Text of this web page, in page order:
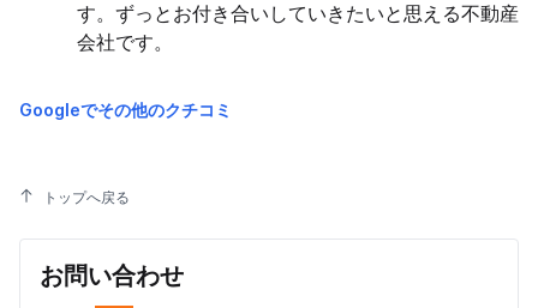
す。ずっとお付き合いしていきたいと思える不動産
会社です。
Googleでその他のクチコミ
トップへ戻る
お問い合わせ